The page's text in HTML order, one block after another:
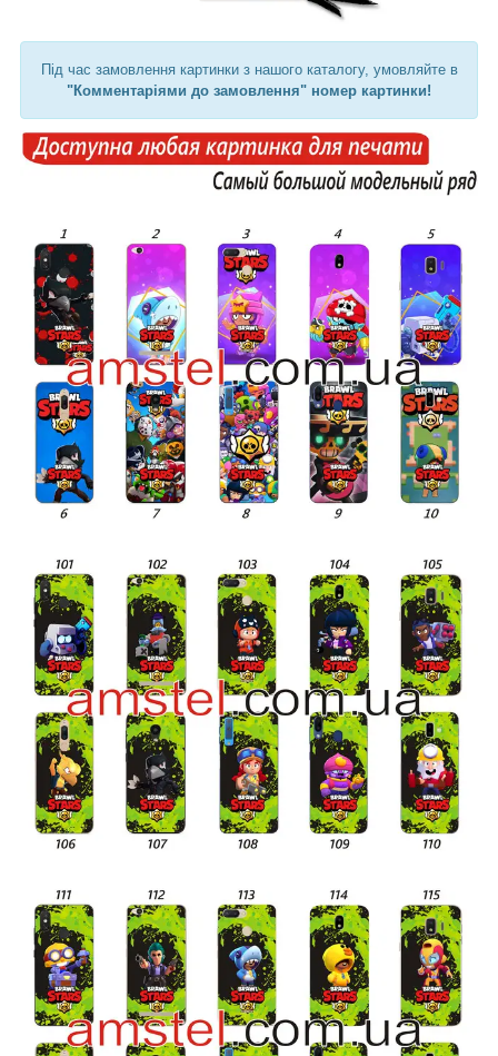
Під час замовлення картинки з нашого каталогу, умовляйте в
"Комментаріями до замовлення" номер картинки!